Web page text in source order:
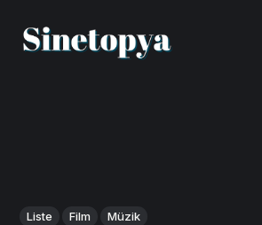
Liste Film Müzik